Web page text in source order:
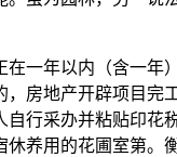
一年以内（含一年
，房地产开辟项目完
自行采办并粘贴印花
休养用的花圃室第。